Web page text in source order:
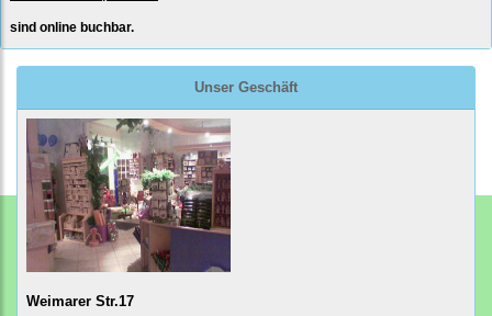
sind online buchbar.
Unser Geschäft
Weimarer Str.17